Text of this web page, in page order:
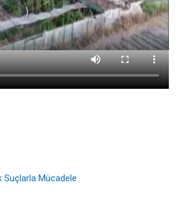
Suçlarla Mücadele